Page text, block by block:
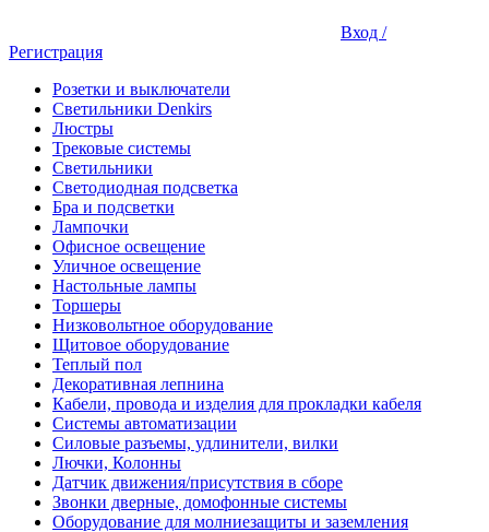
Вход /
Регистрация
Розетки и выключатели
Светильники Denkirs
Люстры
Трековые системы
Светильники
Светодиодная подсветка
Бра и подсветки
Лампочки
Офисное освещение
Уличное освещение
Настольные лампы
Торшеры
Низковольтное оборудование
Щитовое оборудование
Теплый пол
Декоративная лепнина
Кабели, провода и изделия для прокладки кабеля
Системы автоматизации
Силовые разъемы, удлинители, вилки
Лючки, Колонны
Датчик движения/присутствия в сборе
Звонки дверные, домофонные системы
Оборудование для молниезащиты и заземления